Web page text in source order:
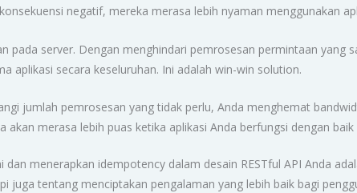
negatif, mereka merasa lebih nyaman menggunakan
pada server. Dengan menghindari pemrosesan permintaan yang
aplikasi secara keseluruhan. Ini adalah win-win solution.
jumlah pemrosesan yang tidak perlu, Anda menghemat
akan merasa lebih puas ketika aplikasi Anda berfungsi dengan
menerapkan idempotency dalam desain RESTful API Anda
tentang menciptakan pengalaman yang lebih baik bagi